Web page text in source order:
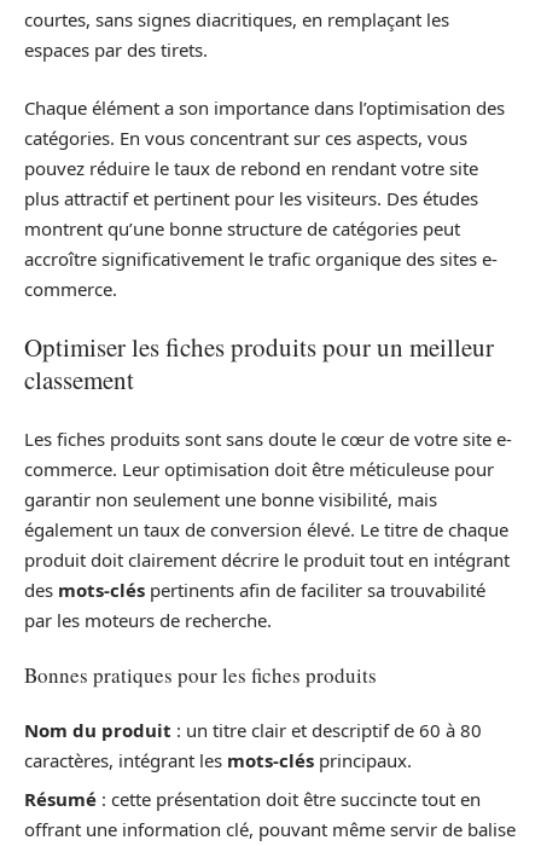
courtes, sans signes diacritiques, en remplaçant les
espaces par des tirets.
Chaque élément a son importance dans l’optimisation des
catégories. En vous concentrant sur ces aspects, vous
pouvez réduire le taux de rebond en rendant votre site
plus attractif et pertinent pour les visiteurs. Des études
montrent qu’une bonne structure de catégories peut
accroître significativement le trafic organique des sites e-
commerce.
Optimiser les fiches produits pour un meilleur
classement
Les fiches produits sont sans doute le cœur de votre site e-
commerce. Leur optimisation doit être méticuleuse pour
garantir non seulement une bonne visibilité, mais
également un taux de conversion élevé. Le titre de chaque
produit doit clairement décrire le produit tout en intégrant
des mots-clés pertinents afin de faciliter sa trouvabilité
par les moteurs de recherche.
Bonnes pratiques pour les fiches produits
Nom du produit : un titre clair et descriptif de 60 à 80
caractères, intégrant les mots-clés principaux.
Résumé : cette présentation doit être succincte tout en
offrant une information clé, pouvant même servir de balise